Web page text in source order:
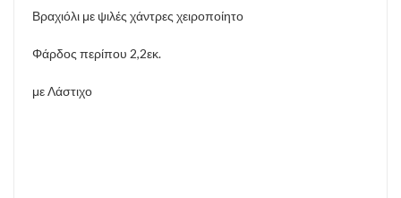
Βραχιόλι με ψιλές χάντρες χειροποίητο
Φάρδος περίπου 2,2εκ.
με Λάστιχο